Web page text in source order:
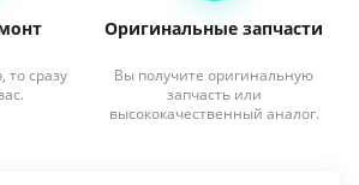
то сразу
Оригинальные запчасти
Вы получите оригинальную
запчасть или
высококачественный аналог.